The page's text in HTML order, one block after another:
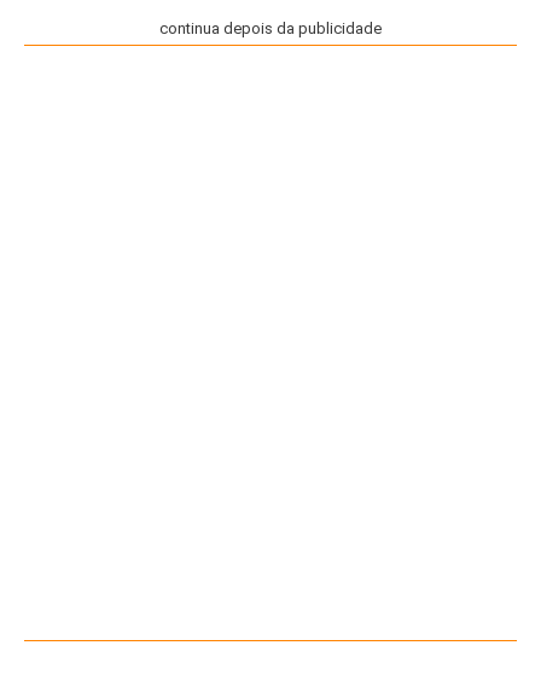
continua depois da publicidade